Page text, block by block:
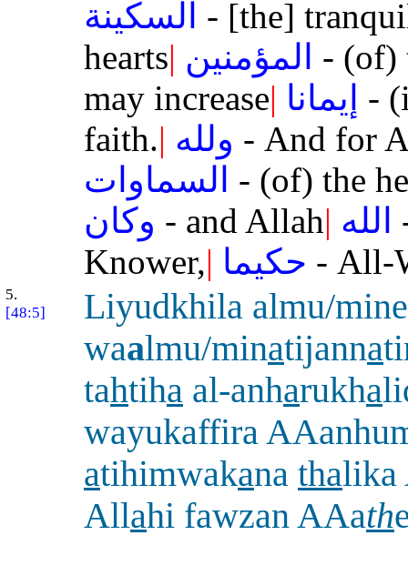
السكينة - [the]
hearts| المؤمنين - (of)
may increase| إيمانا -
faith.| ولله - And for
السماوات - (of) the
وكان - and Allah| الله
Knower,| حكيما - All-
5.
[48:5]
Liyudkhila almu/
waalmu/minatijanna
tahtiha al-anharukha
wayukaffira
atihimwakana thalika
Allahi fawzan AAath